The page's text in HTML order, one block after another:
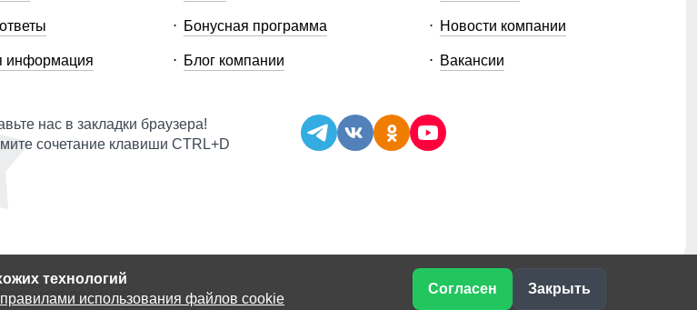
технологий
правилами использования файлов cookie
Согласен Закрыть
информация
Бонусная программа
Блог компании
Новости компании
Вакансии
нас в закладки браузера!
сочетание клавиши CTRL+D
ООО «МТФОРС ПЛЮС»